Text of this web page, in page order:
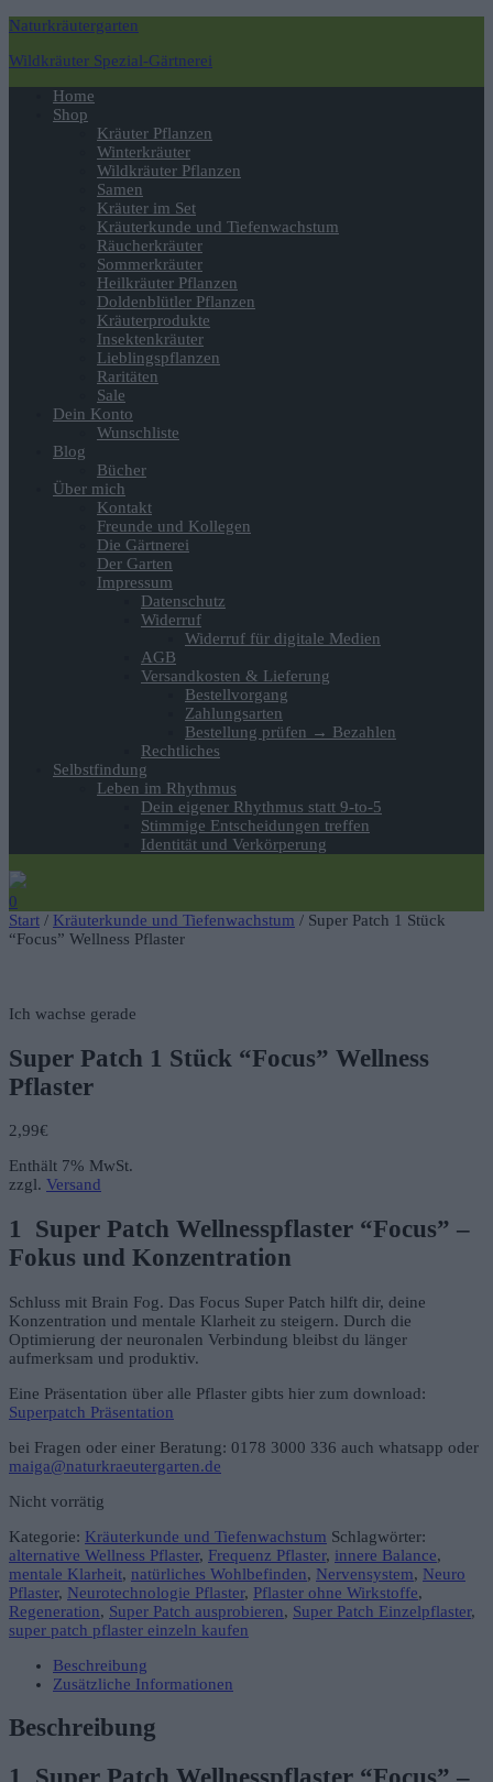
Naturkräutergarten
Wildkräuter Spezial-Gärtnerei
Navigation
umschalten
Home
Shop
Kräuter Pflanzen
Winterkräuter
Wildkräuter Pflanzen
Samen
Kräuter im Set
Kräuterkunde und Tiefenwachstum
Räucherkräuter
Sommerkräuter
Heilkräuter Pflanzen
Doldenblütler Pflanzen
Kräuterprodukte
Insektenkräuter
Lieblingspflanzen
Raritäten
Sale
Dein Konto
Wunschliste
Blog
Bücher
Über mich
Kontakt
Freunde und Kollegen
Die Gärtnerei
Der Garten
Impressum
Datenschutz
Widerruf
Widerruf für digitale Medien
AGB
Versandkosten & Lieferung
Bestellvorgang
Zahlungsarten
Bestellung prüfen → Bezahlen
Rechtliches
Selbstfindung
Leben im Rhythmus
Dein eigener Rhythmus statt 9-to-5
Stimmige Entscheidungen treffen
Identität und Verkörperung
0
Start / Kräuterkunde und Tiefenwachstum / Super Patch 1 Stück
“Focus” Wellness Pflaster
Ich wachse gerade
Super Patch 1 Stück “Focus” Wellness
Pflaster
2,99€
Enthält 7% MwSt.
zzgl. Versand
1 Super Patch Wellnesspflaster “Focus” –
Fokus und Konzentration
Schluss mit Brain Fog. Das Focus Super Patch hilft dir, deine
Konzentration und mentale Klarheit zu steigern. Durch die
Optimierung der neuronalen Verbindung bleibst du länger
aufmerksam und produktiv.
Eine Präsentation über alle Pflaster gibts hier zum download:
Superpatch Präsentation
bei Fragen oder einer Beratung: 0178 3000 336 auch whatsapp oder
maiga@naturkraeutergarten.de
Nicht vorrätig
Kategorie: Kräuterkunde und Tiefenwachstum Schlagwörter:
alternative Wellness Pflaster, Frequenz Pflaster, innere Balance,
mentale Klarheit, natürliches Wohlbefinden, Nervensystem, Neuro
Pflaster, Neurotechnologie Pflaster, Pflaster ohne Wirkstoffe,
Regeneration, Super Patch ausprobieren, Super Patch Einzelpflaster,
super patch pflaster einzeln kaufen
Beschreibung
Zusätzliche Informationen
Beschreibung